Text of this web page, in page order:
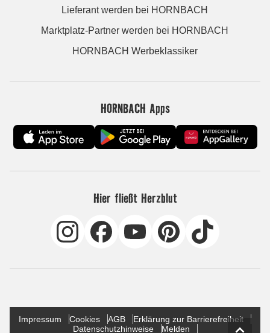
Lieferant werden bei HORNBACH
Marktplatz-Partner werden bei HORNBACH
HORNBACH Werbeklassiker
HORNBACH Apps
Hier fließt Herzblut
Impressum Cookies AGB
Erklärung zur Barrierefreiheit
Datenschutzhinweise
Melden